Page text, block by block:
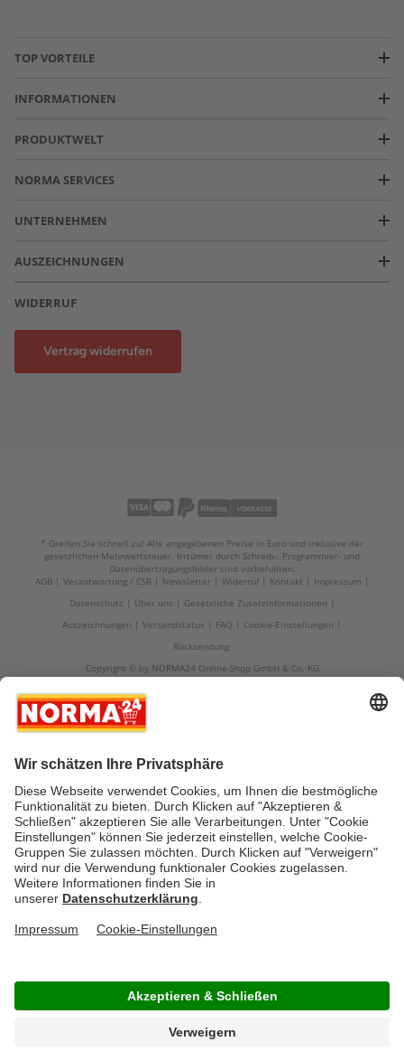
TOP VORTEILE
INFORMATIONEN
PRODUKTWELT
NORMA SERVICES
UNTERNEHMEN
AUSZEICHNUNGEN
WIDERRUF
Vertrag widerrufen
* Greifen Sie schnell zu! Alle angegebenen Preise in Euro und inklusive der
gesetzlichen Mehrwertsteuer. Irrtümer durch Schreib-, Programmier- und
Datenübertragungsfehler sind vorbehalten.
AGB
Verantwortung / CSR Newsletter Widerruf Kontakt
Impressum
Datenschutz
Über uns
Gesetzliche Zusatzinformationen
Auszeichnungen
Versandstatus FAQ
Cookie-Einstellungen
Rücksendung
Copyright © by NORMA24 Online-Shop GmbH & Co. KG